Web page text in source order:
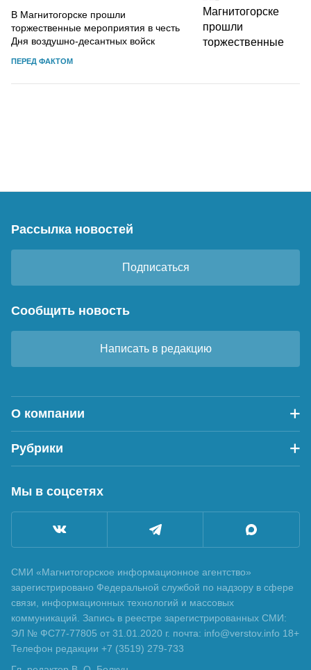
В Магнитогорске прошли
торжественные мероприятия в честь
Дня воздушно-десантных войск
ПЕРЕД ФАКТОМ
Рассылка новостей
Подписаться
Сообщить новость
Написать в редакцию
О компании
Рубрики
Мы в соцсетях
СМИ «Магнитогорское информационное агентство»
зарегистрировано Федеральной службой по надзору в сфере
связи, информационных технологий и массовых
коммуникаций. Запись в реестре зарегистрированных СМИ:
ЭЛ № ФС77-77805 от 31.01.2020 г. почта: info@verstov.info 18+
Телефон редакции +7 (3519) 279-733